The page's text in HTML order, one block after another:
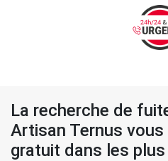
La recherche de
Artisan Ternus
gratuit dans les